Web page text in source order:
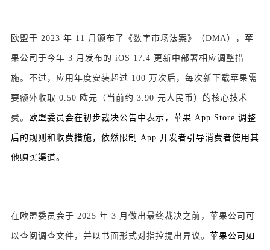
欧盟于 2023 年 11 月颁布了《数字市场法案》（DMA），苹
果公司于今年 3 月发布的 iOS 17.4 更新中部署相应调整措
施。不过，应用年度安装超过 100 万次后，每次新下载苹果需
要额外收取 0.50 欧元（当前约 3.90 元人民币）的核心技术
费。 欧盟委员会在初步裁决公告中表示，苹果 App Store 调整
后的规则和收费措施，依然限制 App 开发者引导消费者使用其
他购买渠道。
在欧盟委员会于 2025 年 3 月做出最终裁决之前，苹果公司可
以查阅调查文件，并以书面形式对指控提出异议。 苹果公司如